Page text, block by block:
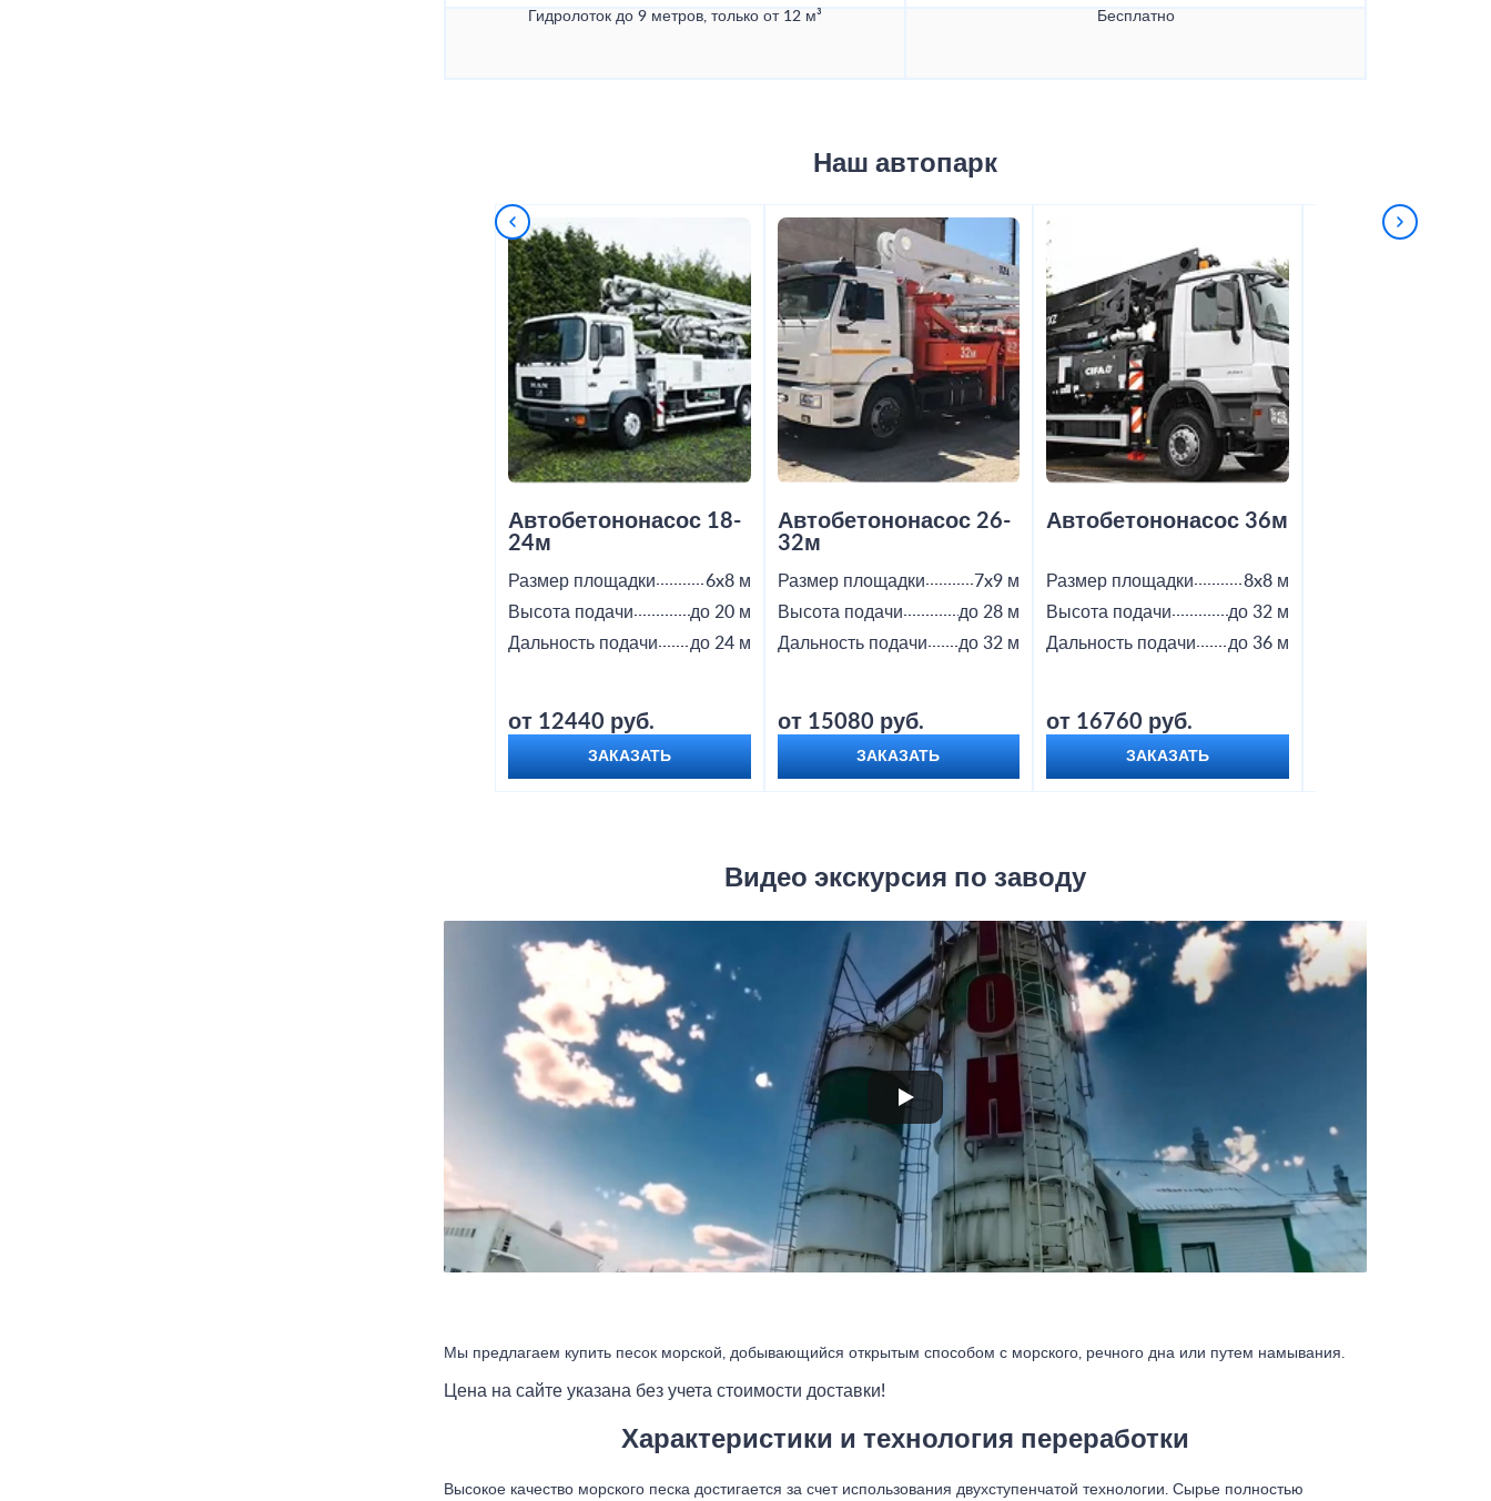
Гидролоток до 9 метров, только от 12 м³ Бесплатно
Наш автопарк
Автобетононасос 18-
24м
Размер площадки
6x8 м
Высота подачи
до 20 м
Дальность подачи
до 24 м
от 12440 руб.
ЗАКАЗАТЬ
Автобетононасос 26-
32м
Размер площадки
7x9 м
Высота подачи
до 28 м
Дальность подачи
до 32 м
от 15080 руб.
ЗАКАЗАТЬ
Автобетононасос 36м
Размер площадки
8x8 м
Высота подачи
до 32 м
Дальность подачи
до 36 м
от 16760 руб.
ЗАКАЗАТЬ
Видео экскурсия по заводу
Мы предлагаем купить песок морской, добывающийся открытым способом с морского, речного дна или путем намывания.
Цена на сайте указана без учета стоимости доставки!
Характеристики и технология переработки
Высокое качество морского песка достигается за счет использования двухступенчатой технологии. Сырье полностью